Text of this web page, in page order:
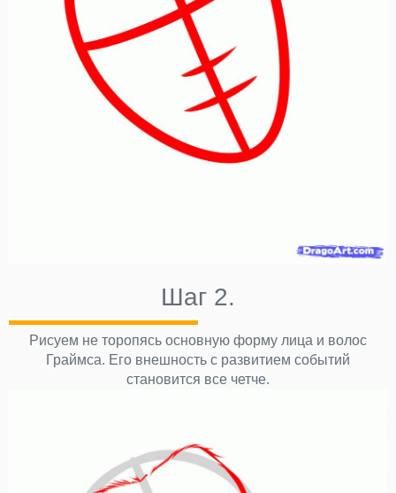
Шаг 2.
Рисуем не торопясь основную форму лица и волос
Граймса. Его внешность с развитием событий
становится все четче.